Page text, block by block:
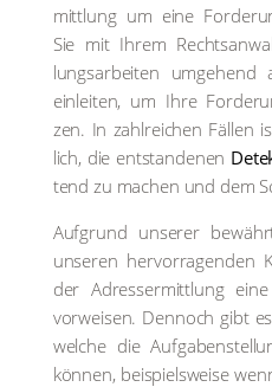
mitt­lung um eine
Sie mit Ihrem
lungs­ar­bei­ten umge­hend
ein­lei­ten, um Ihre
zen. In zahl­rei­chen Fäl­len
lich, die ent­stan­de­nen
tend zu machen und dem
Auf­grund unse­rer
unse­ren her­vor­ra­gen­den
der Adress­ermitt­lung
vor­wei­sen. Den­noch gibt
wel­che die
kön­nen, bei­spiels­wei­se